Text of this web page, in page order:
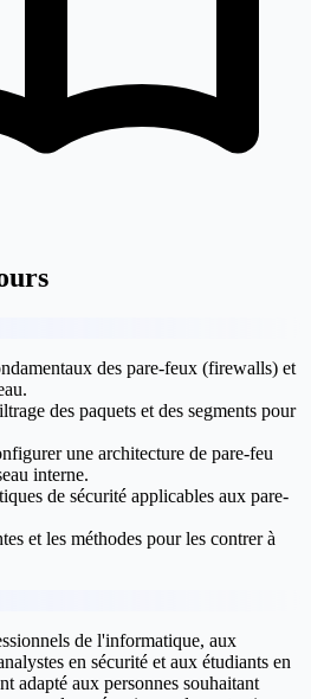
des pare-feux (firewalls) et
des paquets et des segments pour
une architecture de pare-feu
interne.
de sécurité applicables aux pare-
et les méthodes pour les contrer à
de l'informatique, aux
en sécurité et aux étudiants en
adapté aux personnes souhaitant